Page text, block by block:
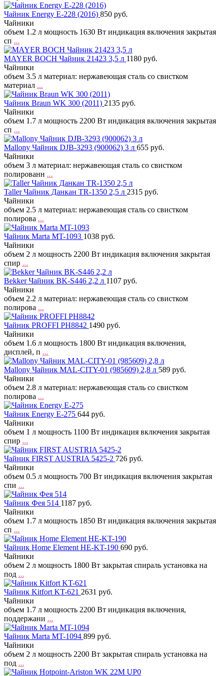
Чайник Energy E-228 (2016) 850 руб.
Чайники
объем 1.2 л мощность 1630 Вт индикация включения закрытая
сп ...
MAYER BOCH Чайник 21423 3,5 л 1180 руб.
Чайники
объем 3.5 л материал: нержавеющая сталь со свистком
материал ...
Чайник Braun WK 300 (2011) 2135 руб.
Чайники
объем 1.7 л мощность 2200 Вт индикация включения закрытая
сп ...
Mallony Чайник DJB-3293 (900062) 3 л 655 руб.
Чайники
объем 3 л материал: нержавеющая сталь со свистком
полированн ...
Taller Чайник Данкан TR-1350 2,5 л 2315 руб.
Чайники
объем 2.5 л материал: нержавеющая сталь со свистком
полирова ...
Чайник Marta MT-1093 1038 руб.
Чайники
объем 2 л мощность 2200 Вт индикация включения закрытая
спир ...
Bekker Чайник BK-S446 2,2 л 1107 руб.
Чайники
объем 2.2 л материал: нержавеющая сталь со свистком
полирова ...
Чайник PROFFI PH8842 1490 руб.
Чайники
объем 1.6 л мощность 1800 Вт индикация включения,
дисплей, п ...
Mallony Чайник MAL-CITY-01 (985609) 2,8 л 589 руб.
Чайники
объем 2.8 л материал: нержавеющая сталь со свистком
полирова ...
Чайник Energy E-275 644 руб.
Чайники
объем 1 л мощность 1100 Вт индикация включения закрытая
спир ...
Чайник FIRST AUSTRIA 5425-2 726 руб.
Чайники
объем 0.5 л мощность 700 Вт индикация включения закрытая
спи ...
Чайник Фея 514 1187 руб.
Чайники
объем 1.7 л мощность 1850 Вт индикация включения закрытая
сп ...
Чайник Home Element HE-KT-190 690 руб.
Чайники
объем 2 л мощность 1800 Вт закрытая спираль установка на
под ...
Чайник Kitfort KT-621 2631 руб.
Чайники
объем 1.7 л мощность 2200 Вт индикация включения,
поддержани ...
Чайник Marta MT-1094 899 руб.
Чайники
объем 2 л мощность 2200 Вт закрытая спираль установка на
под ...